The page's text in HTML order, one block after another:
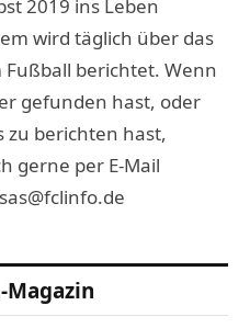
2019 ins Leben
wird täglich über das
Fußball berichtet. Wenn
gefunden hast, oder
zu berichten hast,
gerne per E-Mail
Magazin